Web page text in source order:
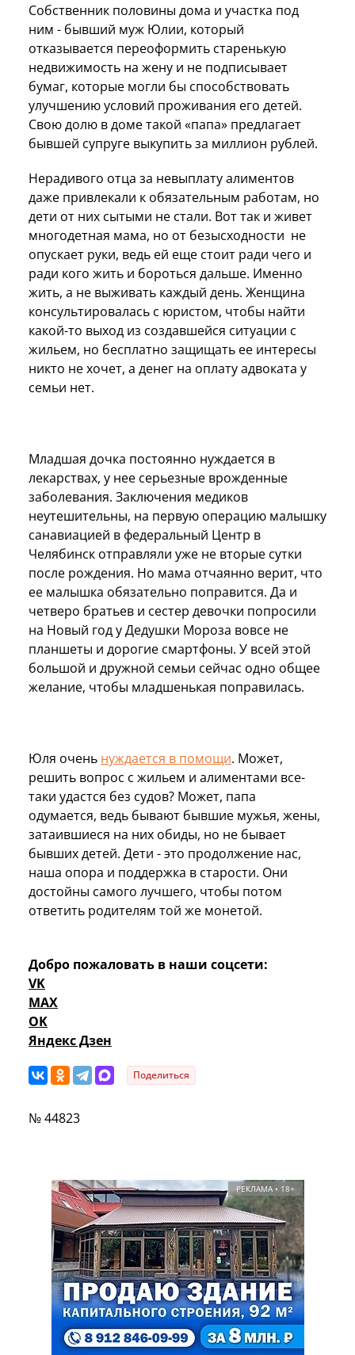
Собственник половины дома и участка под
ним - бывший муж Юлии, который
отказывается переоформить старенькую
недвижимость на жену и не подписывает
бумаг, которые могли бы способствовать
улучшению условий проживания его детей.
Свою долю в доме такой «папа» предлагает
бывшей супруге выкупить за миллион рублей.
Нерадивого отца за невыплату алиментов
даже привлекали к обязательным работам, но
дети от них сытыми не стали. Вот так и живет
многодетная мама, но от безысходности не
опускает руки, ведь ей еще стоит ради чего и
ради кого жить и бороться дальше. Именно
жить, а не выживать каждый день. Женщина
консультировалась с юристом, чтобы найти
какой-то выход из создавшейся ситуации с
жильем, но бесплатно защищать ее интересы
никто не хочет, а денег на оплату адвоката у
семьи нет.
Младшая дочка постоянно нуждается в
лекарствах, у нее серьезные врожденные
заболевания. Заключения медиков
неутешительны, на первую операцию малышку
санавиацией в федеральный Центр в
Челябинск отправляли уже не вторые сутки
после рождения. Но мама отчаянно верит, что
ее малышка обязательно поправится. Да и
четверо братьев и сестер девочки попросили
на Новый год у Дедушки Мороза вовсе не
планшеты и дорогие смартфоны. У всей этой
большой и дружной семьи сейчас одно общее
желание, чтобы младшенькая поправилась.
Юля очень нуждается в помощи. Может,
решить вопрос с жильем и алиментами все-
таки удастся без судов? Может, папа
одумается, ведь бывают бывшие мужья, жены,
затаившиеся на них обиды, но не бывает
бывших детей. Дети - это продолжение нас,
наша опора и поддержка в старости. Они
достойны самого лучшего, чтобы потом
ответить родителям той же монетой.
Добро пожаловать в наши соцсети:
VK
MAX
OK
Яндекс Дзен
Поделиться
№ 44823
РЕКЛАМА • 18+